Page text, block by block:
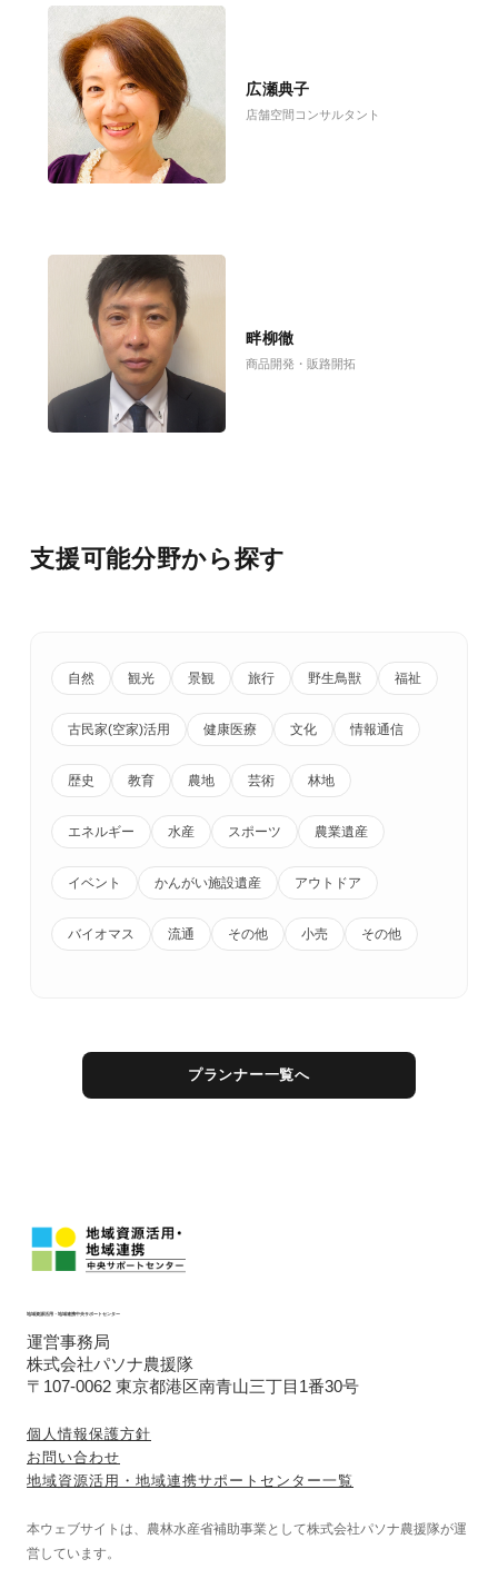
広瀬典子
店舗空間コンサルタント
畔柳徹
商品開発・販路開拓
支援可能分野から探す
自然 観光 景観 旅行 野生鳥獣 福祉
古民家(空家)活用 健康医療 文化 情報通信
歴史 教育 農地 芸術 林地
エネルギー 水産 スポーツ 農業遺産
イベント かんがい施設遺産 アウトドア
バイオマス 流通 その他 小売 その他
プランナー一覧へ
地域資源活用・地域連携中央サポートセンター
運営事務局
株式会社パソナ農援隊
〒107-0062 東京都港区南青山三丁目1番30号
個人情報保護方針
お問い合わせ
地域資源活用・地域連携サポートセンター一覧
本ウェブサイトは、農林水産省補助事業として株式会社パソナ農援隊が運
営しています。